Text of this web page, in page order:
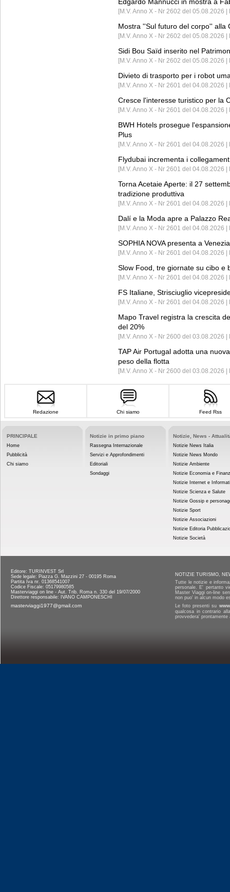
[M.V. Anno X - Nr 2602 del 05.08.2026 |
Mostra ''Sul futuro del corpo'' alla
[M.V. Anno X - Nr 2602 del 05.08.2026
Sidi Bou Saïd inserito nel
[M.V. Anno X - Nr 2602 del 05.08.2026
Divieto di trasporto per i robot
[M.V. Anno X - Nr 2601 del 04.08.2026
Cresce l'interesse turistico per la
[M.V. Anno X - Nr 2601 del 04.08.2026 |
BWH Hotels prosegue
Plus
[M.V. Anno X - Nr 2601 del 04.08.2026 |
Flydubai incrementa i
[M.V. Anno X - Nr 2601 del 04.08.2026 |
Torna Acetaie Aperte: il 27
tradizione produttiva
[M.V. Anno X - Nr 2601 del 04.08.2026 |
Dalí e la Moda apre a Palazzo
[M.V. Anno X - Nr 2601 del 04.08.2026 |
SOPHIA NOVA presenta a
[M.V. Anno X - Nr 2601 del 04.08.2026
Slow Food, tre giornate su cibo e
[M.V. Anno X - Nr 2601 del 04.08.2026 |
FS Italiane, Strisciuglio
[M.V. Anno X - Nr 2601 del 04.08.2026 |
Mapo Travel registra la crescita
del 20%
[M.V. Anno X - Nr 2600 del 03.08.2026 |
TAP Air Portugal adotta una
peso della flotta
[M.V. Anno X - Nr 2600 del 03.08.2026
Redazione Chi siamo Feed Rss
PRINCIPALE
Home
Pubblicità
Chi siamo
Notizie in primo piano
Rassegna Internazionale
Servizi e Approfondimenti
Editoriali
Sondaggi
Notizie, News -
Notizie News Italia
Notizie News Mondo
Notizie Ambiente
Notizie Economia e
Notizie Internet e
Notizie Scienza e Salute
Notizie Gossip e
Notizie Sport
Notizie Associazioni
Notizie Editoria
Notizie Società
Editore: TURINVEST Srl
Sede legale: Piazza G. Mazzini 27 - 00195 Roma
Partita Iva nr. 01368541007
Codice Fiscale: 05179980585
Masterviaggi on line - Aut. Trib. Roma n. 330 del 19/07/2000
Direttore responsabile: IVANO CAMPONESCHI
masterviaggi1977@gmail.com
NOTIZIE TURISMO,
Tutte le notizie e
personale. E' pertanto
Master Viaggi on-line
non puo' in alcun modo
Le foto presenti su
qualcosa in contrario
provvedera'